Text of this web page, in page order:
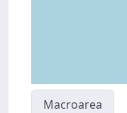
Macroarea